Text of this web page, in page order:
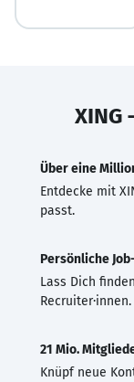
XING
Über eine
Entdecke mit
passt.
Persönliche
Lass Dich
Recruiter·innen.
21 Mio.
Knüpf neue